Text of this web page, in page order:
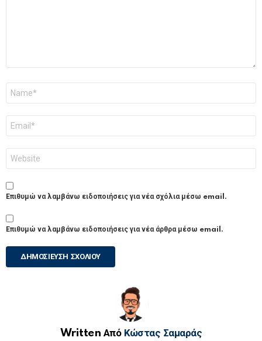
Επιθυμώ να λαμβάνω ειδοποιήσεις για νέα σχόλια μέσω email.
Επιθυμώ να λαμβάνω ειδοποιήσεις για νέα άρθρα μέσω email.
Written Από Κώστας Σαμαράς